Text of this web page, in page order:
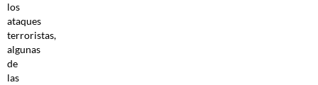
los
ataques
terroristas,
algunas
de
las